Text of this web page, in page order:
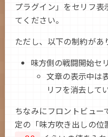
プラグイン」をセリフ
てください。
ただし、以下の制約があ
味方側の戦闘開始セ
文章の表示中は
リフを消去して
ちなみにフロントビュ
定の「味方吹き出しの位